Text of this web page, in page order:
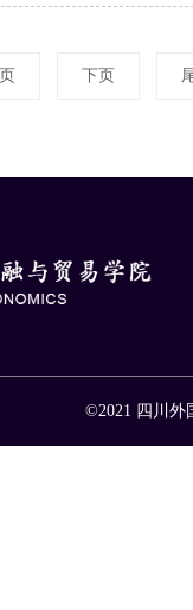
下页
©2021 四川外